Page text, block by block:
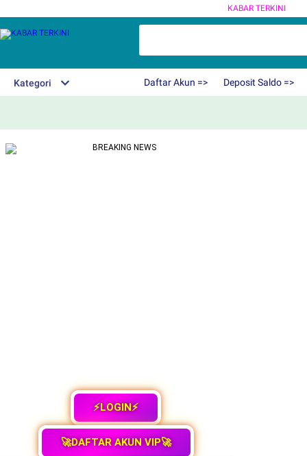
KABAR TERKINI
Kategori Daftar Akun => Deposit Saldo =>
⚡LOGIN⚡
🚀DAFTAR AKUN VIP🚀